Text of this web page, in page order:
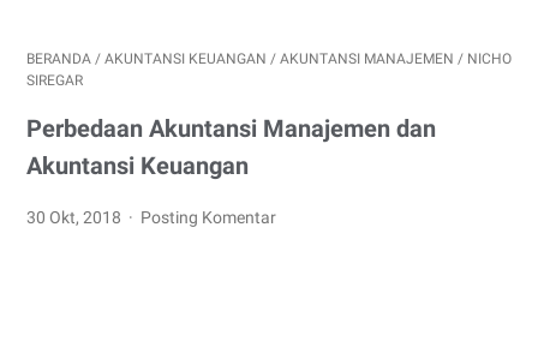
BERANDA / AKUNTANSI KEUANGAN / AKUNTANSI MANAJEMEN / NICHO
SIREGAR
Perbedaan Akuntansi Manajemen dan
Akuntansi Keuangan
30 Okt, 2018 Posting Komentar